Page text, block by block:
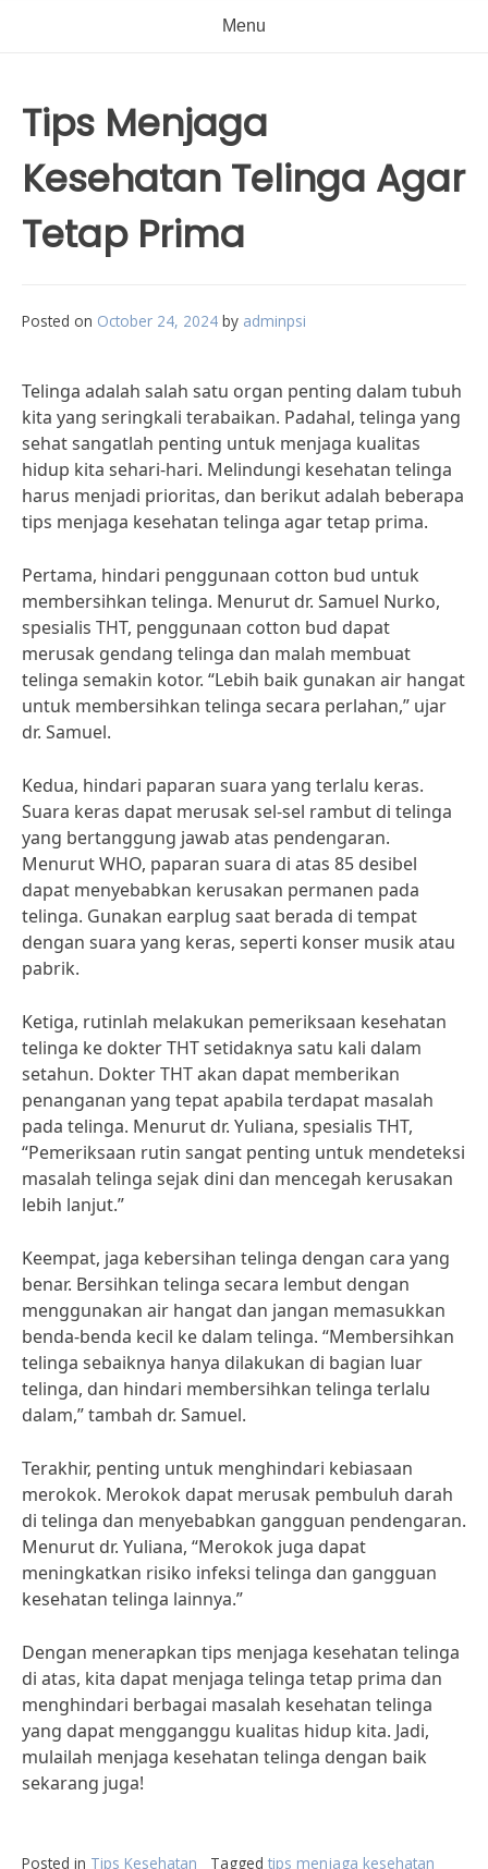
Menu
Tips Menjaga
Kesehatan Telinga Agar
Tetap Prima
Posted on October 24, 2024 by adminpsi
Telinga adalah salah satu organ penting dalam tubuh
kita yang seringkali terabaikan. Padahal, telinga yang
sehat sangatlah penting untuk menjaga kualitas
hidup kita sehari-hari. Melindungi kesehatan telinga
harus menjadi prioritas, dan berikut adalah beberapa
tips menjaga kesehatan telinga agar tetap prima.
Pertama, hindari penggunaan cotton bud untuk
membersihkan telinga. Menurut dr. Samuel Nurko,
spesialis THT, penggunaan cotton bud dapat
merusak gendang telinga dan malah membuat
telinga semakin kotor. “Lebih baik gunakan air hangat
untuk membersihkan telinga secara perlahan,” ujar
dr. Samuel.
Kedua, hindari paparan suara yang terlalu keras.
Suara keras dapat merusak sel-sel rambut di telinga
yang bertanggung jawab atas pendengaran.
Menurut WHO, paparan suara di atas 85 desibel
dapat menyebabkan kerusakan permanen pada
telinga. Gunakan earplug saat berada di tempat
dengan suara yang keras, seperti konser musik atau
pabrik.
Ketiga, rutinlah melakukan pemeriksaan kesehatan
telinga ke dokter THT setidaknya satu kali dalam
setahun. Dokter THT akan dapat memberikan
penanganan yang tepat apabila terdapat masalah
pada telinga. Menurut dr. Yuliana, spesialis THT,
“Pemeriksaan rutin sangat penting untuk mendeteksi
masalah telinga sejak dini dan mencegah kerusakan
lebih lanjut.”
Keempat, jaga kebersihan telinga dengan cara yang
benar. Bersihkan telinga secara lembut dengan
menggunakan air hangat dan jangan memasukkan
benda-benda kecil ke dalam telinga. “Membersihkan
telinga sebaiknya hanya dilakukan di bagian luar
telinga, dan hindari membersihkan telinga terlalu
dalam,” tambah dr. Samuel.
Terakhir, penting untuk menghindari kebiasaan
merokok. Merokok dapat merusak pembuluh darah
di telinga dan menyebabkan gangguan pendengaran.
Menurut dr. Yuliana, “Merokok juga dapat
meningkatkan risiko infeksi telinga dan gangguan
kesehatan telinga lainnya.”
Dengan menerapkan tips menjaga kesehatan telinga
di atas, kita dapat menjaga telinga tetap prima dan
menghindari berbagai masalah kesehatan telinga
yang dapat mengganggu kualitas hidup kita. Jadi,
mulailah menjaga kesehatan telinga dengan baik
sekarang juga!
Posted in Tips Kesehatan Tagged tips menjaga kesehatan